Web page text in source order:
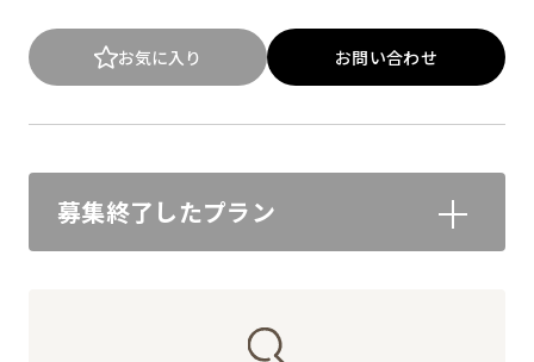
お気に入り お問い合わせ
募集終了したプラン